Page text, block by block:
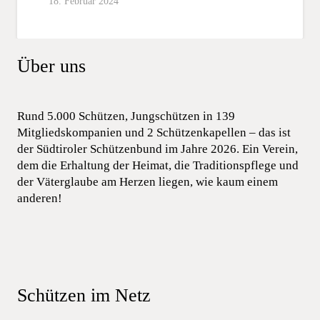
Über uns
Rund 5.000 Schützen, Jungschützen in 139
Mitgliedskompanien und 2 Schützenkapellen – das ist
der Südtiroler Schützenbund im Jahre 2026. Ein Verein,
dem die Erhaltung der Heimat, die Traditionspflege und
der Väterglaube am Herzen liegen, wie kaum einem
anderen!
Schützen im Netz